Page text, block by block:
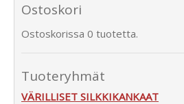
Ostoskori
Ostoskorissa 0 tuotetta.
Tuoteryhmät
VÄRILLISET SILKKIKANKAAT